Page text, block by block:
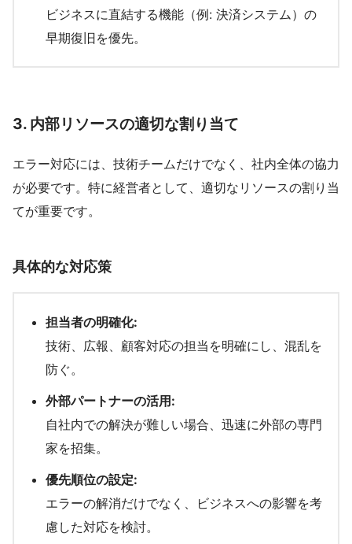
ビジネスに直結する機能（例: 決済システム）の
早期復旧を優先。
3. 内部リソースの適切な割り当て
エラー対応には、技術チームだけでなく、社内全体の協力
が必要です。特に経営者として、適切なリソースの割り当
てが重要です。
具体的な対応策
担当者の明確化:
技術、広報、顧客対応の担当を明確にし、混乱を
防ぐ。
外部パートナーの活用:
自社内での解決が難しい場合、迅速に外部の専門
家を招集。
優先順位の設定:
エラーの解消だけでなく、ビジネスへの影響を考
慮した対応を検討。